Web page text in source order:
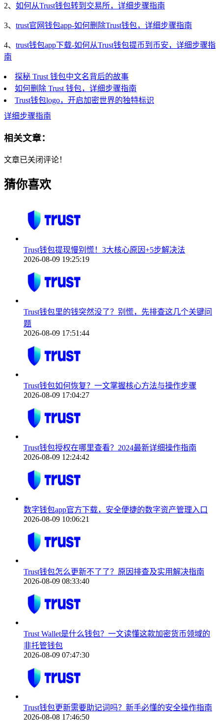
2、 如何从Trust钱包转到交易所，详细步骤指南
3、 trust官网钱包app-如何删除Trust钱包，详细步骤指南
4、 trust钱包app下载-如何从Trust钱包提币到币安，详细步骤指
南
探秘 Trust 钱包中文名背后的故事
如何删除 Trust 钱包，详细步骤指南
Trust钱包logo，开启加密世界的独特标识
详细步骤指南
相关文章：
文章已关闭评论！
猜你喜欢
Trust钱包提现慢别慌！3大核心原因+5步解决法
2026-08-09 19:25:19
Trust钱包里的钱突然没了？别慌，先排查这几个关键问
题
2026-08-09 17:51:44
Trust钱包如何恢复？一文掌握核心方法与操作步骤
2026-08-09 17:04:27
Trust钱包授权在哪里查看？2024最新详细操作指南
2026-08-09 12:24:42
数字钱包app官方下载，安全便捷的数字资产管理入口
2026-08-09 10:06:21
Trust钱包怎么更新不了了？原因排查及实用解决指南
2026-08-09 08:33:40
Trust Wallet是什么钱包？一文读懂这款加密货币领域的
非托管钱包
2026-08-09 07:47:30
Trust钱包更新需要助记词吗？新手必懂的安全操作指南
2026-08-08 17:46:50